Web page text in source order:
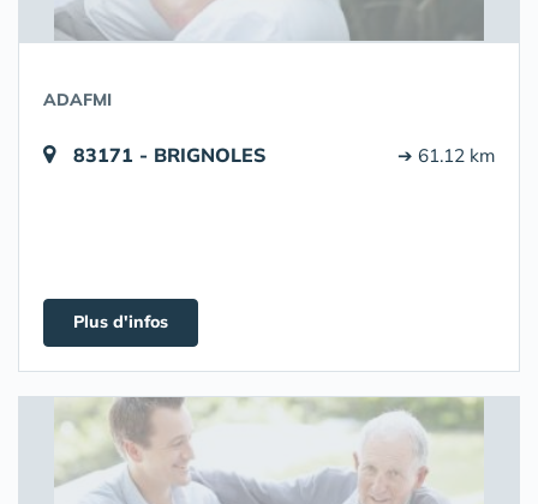
ADAFMI
83171 - BRIGNOLES ➔ 61.12 km
Plus d'infos